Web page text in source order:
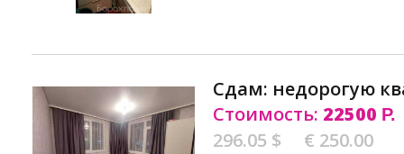
Сдам: недорогую
Стоимость: 22500 Р.
296.05 $
€ 250.00